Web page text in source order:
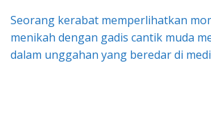
Seorang kerabat memperlihatkan
menikah dengan gadis cantik muda
dalam unggahan yang beredar di